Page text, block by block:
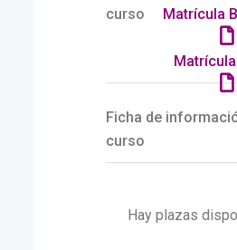
curso
Matrícula
Ficha de
curso
Hay plazas